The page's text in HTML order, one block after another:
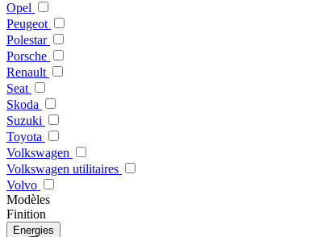
Opel
Peugeot
Polestar
Porsche
Renault
Seat
Skoda
Suzuki
Toyota
Volkswagen
Volkswagen utilitaires
Volvo
Modèles
Finition
Energies